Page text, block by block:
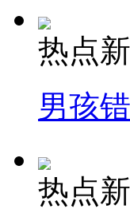
热点
男孩
热点